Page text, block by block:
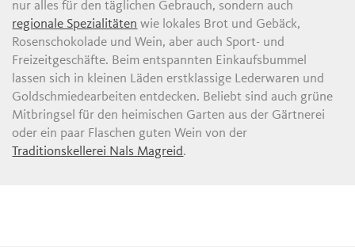
nur alles für den täglichen Gebrauch, sondern auch
regionale Spezialitäten wie lokales Brot und Gebäck,
Rosenschokolade und Wein, aber auch Sport- und
Freizeitgeschäfte. Beim entspannten Einkaufsbummel
lassen sich in kleinen Läden erstklassige Lederwaren und
Goldschmiedearbeiten entdecken. Beliebt sind auch grüne
Mitbringsel für den heimischen Garten aus der Gärtnerei
oder ein paar Flaschen guten Wein von der
Traditionskellerei Nals Magreid.